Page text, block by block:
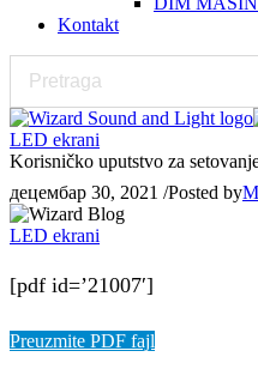
Kontakt
LED ekrani
Korisničko uputstvo za
децембар 30, 2021 /Posted by
LED ekrani
[pdf id=’21007′]
Preuzmite PDF fajl